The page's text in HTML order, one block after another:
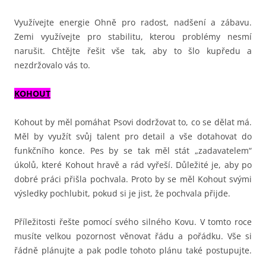
Využívejte energie Ohně pro radost, nadšení a zábavu.
Zemi využívejte pro stabilitu, kterou problémy nesmí
narušit. Chtějte řešit vše tak, aby to šlo kupředu a
nezdržovalo vás to.
KOHOUT
Kohout by měl pomáhat Psovi dodržovat to, co se dělat má.
Měl by využít svůj talent pro detail a vše dotahovat do
funkčního konce. Pes by se tak měl stát „zadavatelem“
úkolů, které Kohout hravě a rád vyřeší. Důležité je, aby po
dobré práci přišla pochvala. Proto by se měl Kohout svými
výsledky pochlubit, pokud si je jist, že pochvala přijde.
Příležitosti řešte pomocí svého silného Kovu. V tomto roce
musíte velkou pozornost věnovat řádu a pořádku. Vše si
řádně plánujte a pak podle tohoto plánu také postupujte.